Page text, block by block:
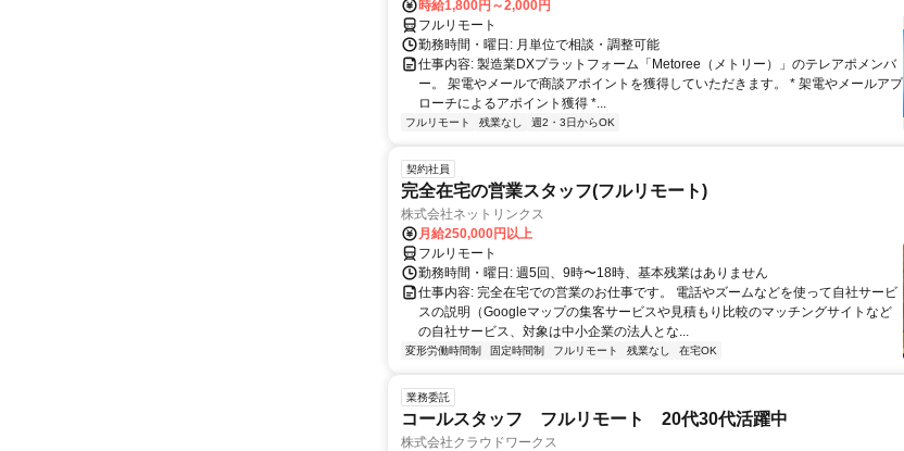
時給1,800円～2,000円
フルリモート
勤務時間・曜日: 月単位で相談・調整可能
仕事内容: 製造業DXプラットフォーム「Metoree（メトリー）」のテレアポメンバ
ー。 架電やメールで商談アポイントを獲得していただきます。 * 架電やメールアプ
ローチによるアポイント獲得 *...
フルリモート 残業なし 週2・3日からOK
契約社員
完全在宅の営業スタッフ(フルリモート)
株式会社ネットリンクス
月給250,000円以上
フルリモート
勤務時間・曜日: 週5回、9時〜18時、基本残業はありません
仕事内容: 完全在宅での営業のお仕事です。 電話やズームなどを使って自社サービ
スの説明（Googleマップの集客サービスや見積もり比較のマッチングサイトなど
の自社サービス、対象は中小企業の法人とな...
変形労働時間制 固定時間制 フルリモート 残業なし 在宅OK
業務委託
コールスタッフ フルリモート 20代30代活躍中
株式会社クラウドワークス